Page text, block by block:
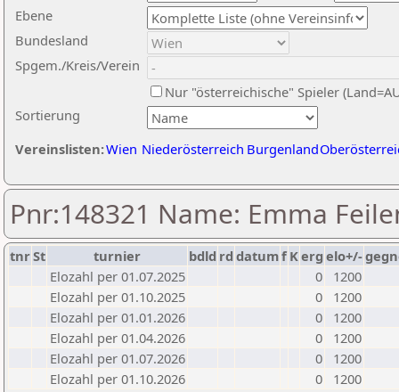
Ebene
Sortierung
Bundesland
Spgem./Kreis/Verein
Nur "österreichische" Spieler
Vereinslisten:Wien Niederösterreich Burgenland
Pnr:148321 Name: Emma
tnrSt turnier bdld rd datumf Kerg elo+/-
Elozahl per 01.07.2025
0
1200
Elozahl per 01.10.2025
0
1200
Elozahl per 01.01.2026
0
1200
Elozahl per 01.04.2026
0
1200
Elozahl per 01.07.2026
0
1200
Elozahl per 01.10.2026
0 1200